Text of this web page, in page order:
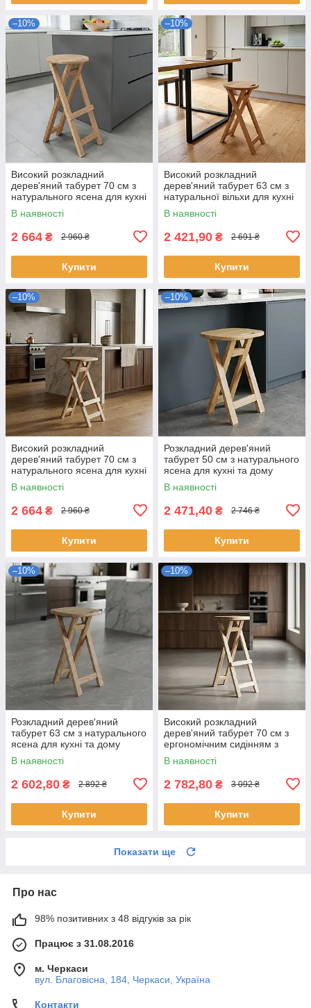
–10%
Високий розкладний
дерев'яний табурет 70 см з
натурального ясена для кухні
та дому
В наявності
2 664 ₴ 2 960 ₴
Купити
–10%
Високий розкладний
дерев'яний табурет 63 см з
натуральної вільхи для кухні
та дому
В наявності
2 421,90 ₴ 2 691 ₴
Купити
–10%
Високий розкладний
дерев'яний табурет 70 см з
натурального ясена для кухні
та дому
В наявності
2 664 ₴ 2 960 ₴
Купити
–10%
Розкладний дерев'яний
табурет 50 см з натурального
ясена для кухні та дому
В наявності
2 471,40 ₴ 2 746 ₴
Купити
–10%
Розкладний дерев'яний
табурет 63 см з натурального
ясена для кухні та дому
В наявності
2 602,80 ₴ 2 892 ₴
Купити
–10%
Високий розкладний
дерев'яний табурет 70 см з
ергономічним сидінням з
натурального ясена
В наявності
2 782,80 ₴ 3 092 ₴
Купити
Показати ще
Про нас
98% позитивних з 48 відгуків за рік
Працює з 31.08.2016
м. Черкаси
вул. Благовісна, 184, Черкаси, Україна
Контакти